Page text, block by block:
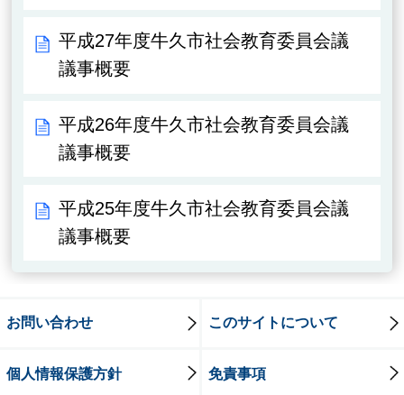
平成27年度牛久市社会教育委員会議
議事概要
平成26年度牛久市社会教育委員会議
議事概要
平成25年度牛久市社会教育委員会議
議事概要
お問い合わせ このサイトについて
個人情報保護方針 免責事項